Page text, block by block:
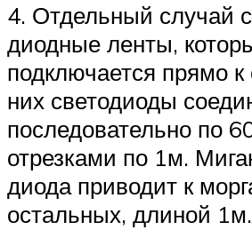
4. Отдельный случай
диодные ленты,
подключается прямо
них светодиоды
последовательно по
отрезками по 1м.
диода приводит к
остальных, длиной 1м.